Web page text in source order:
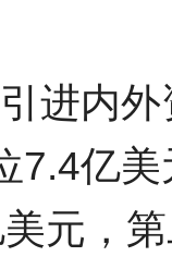
进内
7.4亿
元，